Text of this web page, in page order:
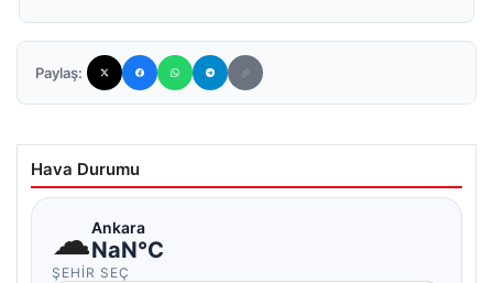
Paylaş:
Hava Durumu
☁Ankara
NaN°C
ŞEHIR SEÇ